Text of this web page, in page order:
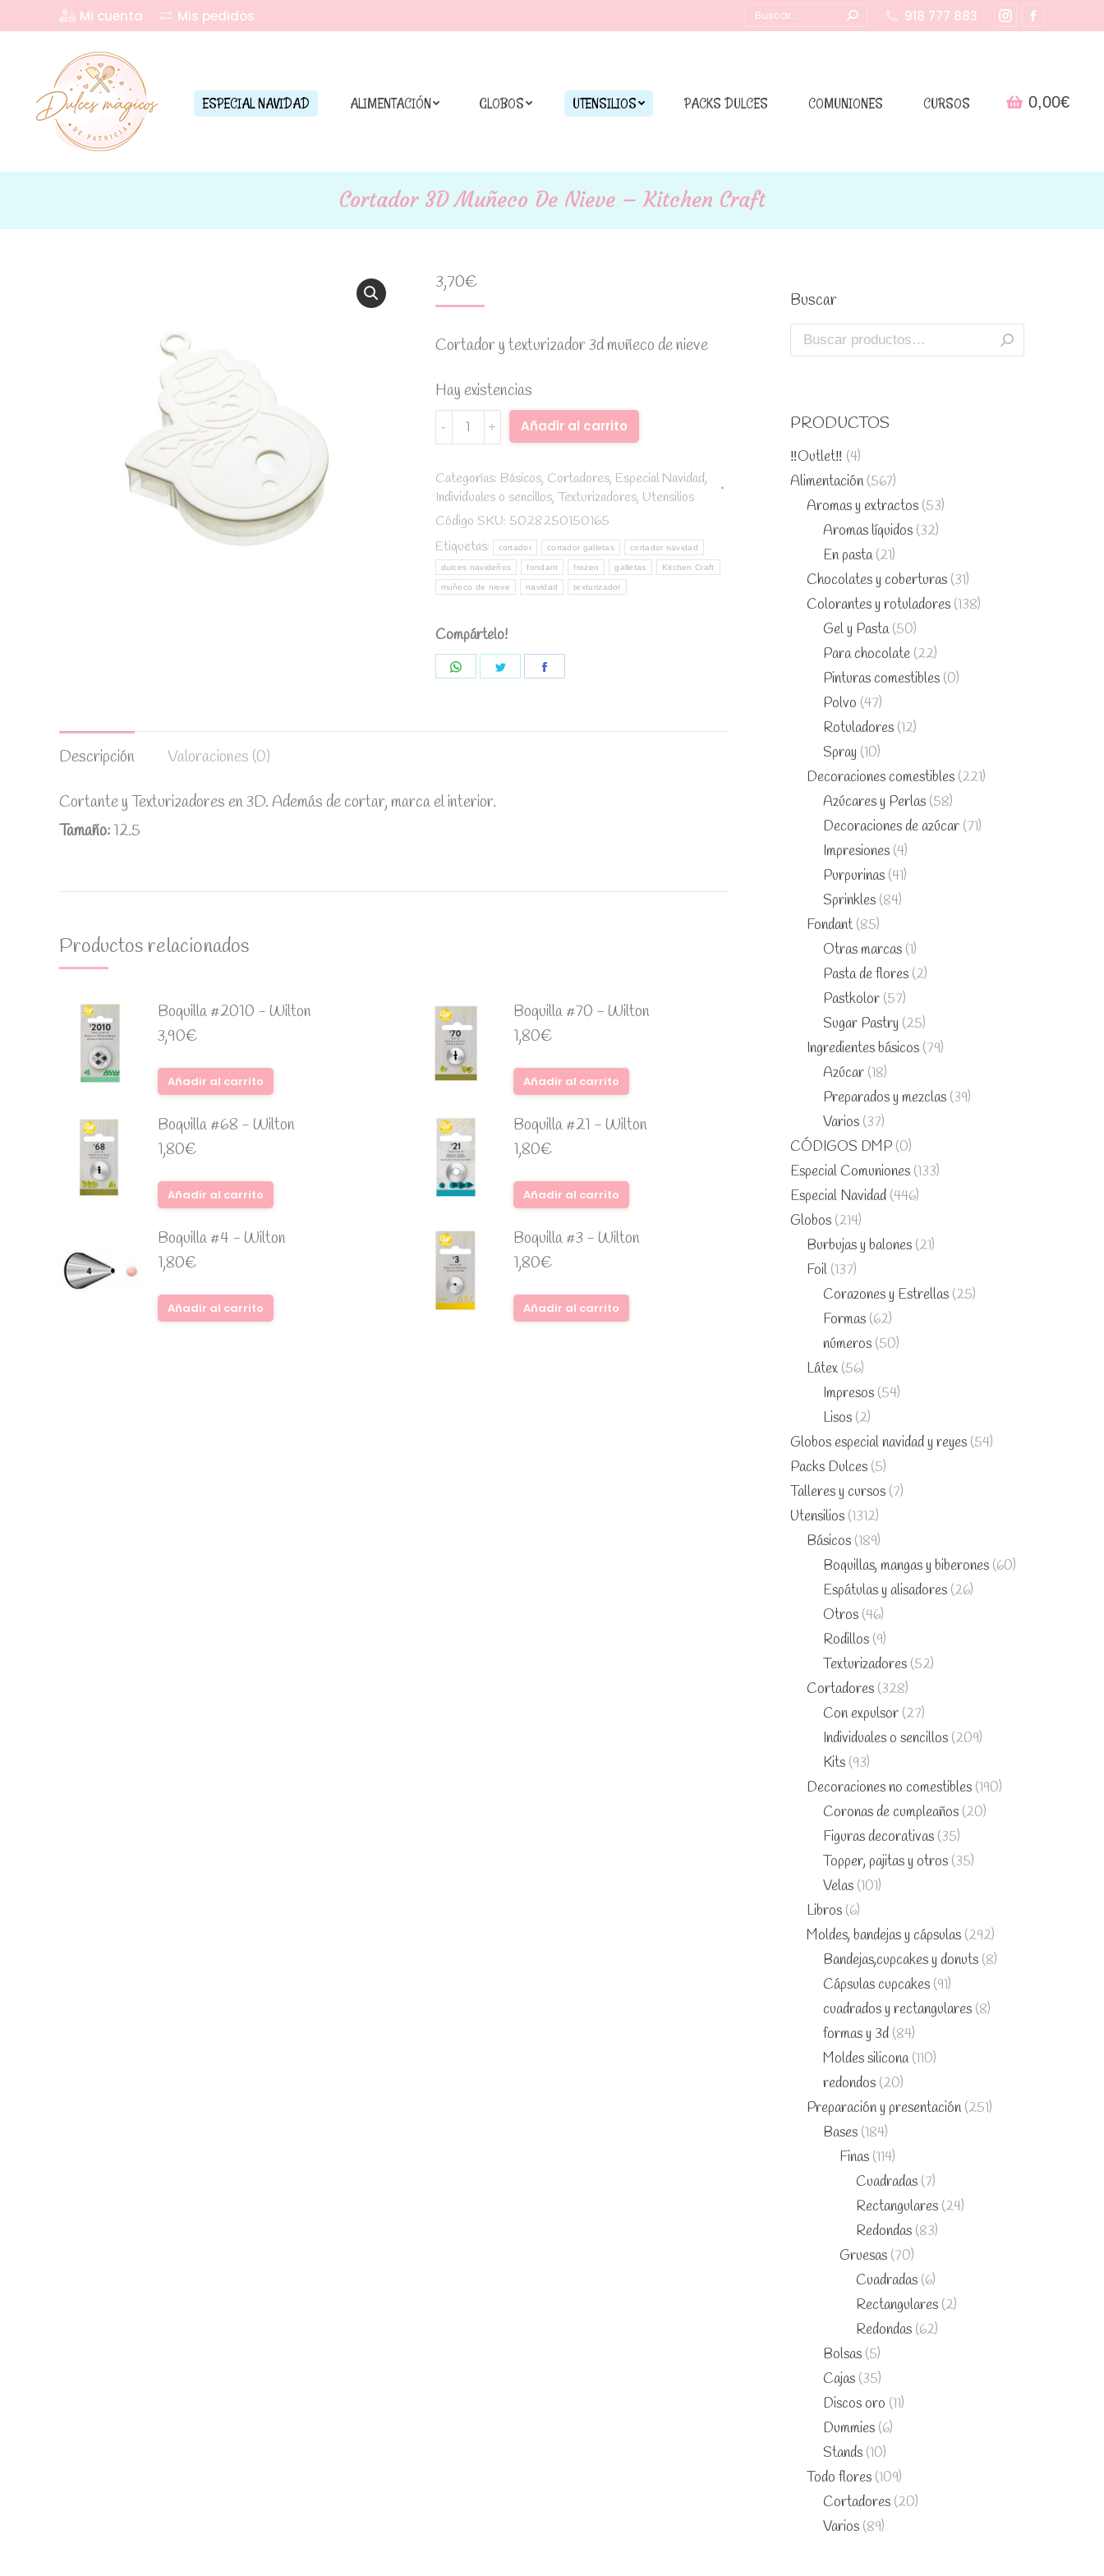
Mi cuenta Mis pedidos Buscar: 918 777 883
Instagram
in
Facebook
in
ESPECIAL NAVIDAD ALIMENTACIÓN GLOBOS UTENSILIOS PACKS DULCES COMUNIONES CURSOS 0,00€
Cortador 3D Muñeco De Nieve – Kitchen Craft
3,70€
Cortador y texturizador 3d muñeco de nieve
Hay existencias
Cortador
3D
de
nieve
-
Kitchen
Craft
quantity
Añadir al carrito Alternative:
Categorías: Básicos, Cortadores, Especial Navidad,
Individuales o sencillos, Texturizadores, Utensilios
Código SKU: 5028250150165
Etiquetas:
cortador cortador galletas cortador navidad
dulces navideños fondant frozen galletas Kitchen Craft
muñeco de nieve navidad texturizador
Compártelo!
Share
Share
Descripción Valoraciones (0)
Cortante y Texturizadores en 3D. Además de cortar, marca el interior.
Tamaño:12.5
Productos relacionados
Boquilla #2010 - Wilton
3,90€
Añadir al carrito
Boquilla #70 - Wilton
1,80€
Añadir al carrito
Boquilla #68 - Wilton
1,80€
Añadir al carrito
Boquilla #21 - Wilton
1,80€
Añadir al carrito
Boquilla #4 - Wilton
1,80€
Añadir al carrito
Boquilla #3 - Wilton
1,80€
Añadir al carrito
Buscar
PRODUCTOS
‼️Outlet‼️ (4)
Alimentación (567)
Aromas y extractos (53)
Aromas líquidos (32)
En pasta (21)
Chocolates y coberturas (31)
Colorantes y rotuladores (138)
Gel y Pasta (50)
Para chocolate (22)
Pinturas comestibles (0)
Polvo (47)
Rotuladores (12)
Spray (10)
Decoraciones comestibles (221)
Azúcares y Perlas (58)
Decoraciones de azúcar (71)
Impresiones (4)
Purpurinas (41)
Sprinkles (84)
Fondant (85)
Otras marcas (1)
Pasta de flores (2)
Pastkolor (57)
Sugar Pastry (25)
Ingredientes básicos (79)
Azúcar (18)
Preparados y mezclas (39)
Varios (37)
CÓDIGOS DMP (0)
Especial Comuniones (133)
Especial Navidad (446)
Globos (214)
Burbujas y balones (21)
Foil (137)
Corazones y Estrellas (25)
Formas (62)
números (50)
Látex (56)
Impresos (54)
Lisos (2)
Globos especial navidad y reyes (54)
Packs Dulces (5)
Talleres y cursos (7)
Utensilios (1312)
Básicos (189)
Boquillas, mangas y biberones (60)
Espátulas y alisadores (26)
Otros (46)
Rodillos (9)
Texturizadores (52)
Cortadores (328)
Con expulsor (27)
Individuales o sencillos (209)
Kits (93)
Decoraciones no comestibles (190)
Coronas de cumpleaños (20)
Figuras decorativas (35)
Topper, pajitas y otros (35)
Velas (101)
Libros (6)
Moldes, bandejas y cápsulas (292)
Bandejas,cupcakes y donuts (8)
Cápsulas cupcakes (91)
cuadrados y rectangulares (8)
formas y 3d (84)
Moldes silicona (110)
redondos (20)
Preparación y presentación (251)
Bases (184)
Finas (114)
Cuadradas (7)
Rectangulares (24)
Redondas (83)
Gruesas (70)
Cuadradas (6)
Rectangulares (2)
Redondas (62)
Bolsas (5)
Cajas (35)
Discos oro (11)
Dummies (6)
Stands (10)
Todo flores (109)
Cortadores (20)
Varios (89)